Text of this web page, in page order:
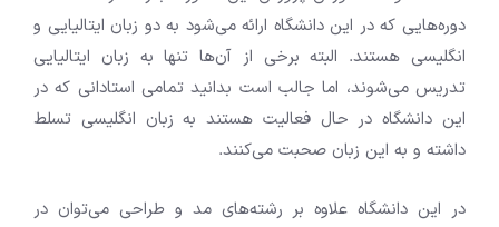
دوره‌هایی که در این دانشگاه ارائه می‌شود به دو زبان ایتالیایی و
انگلیسی هستند. البته برخی از آن‌ها تنها به زبان ایتالیایی
تدریس می‌شوند، اما جالب است بدانید تمامی استادانی که در
این دانشگاه در حال فعالیت هستند به زبان انگلیسی تسلط
داشته و به این زبان صحبت می‌کنند.
در این دانشگاه علاوه بر رشته‌های مد و طراحی می‌توان در